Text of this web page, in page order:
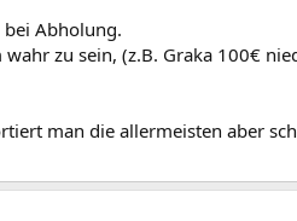
Abholung.
zu sein, (z.B. Graka 100€
man die allermeisten aber